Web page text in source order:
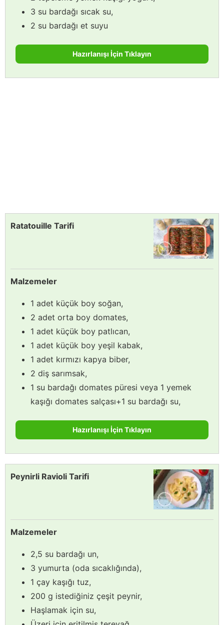
3 su bardağı sıcak su,
2 su bardağı et suyu
Hazırlanışı İçin Tıklayın
Ratatouille Tarifi
Malzemeler
1 adet küçük boy soğan,
2 adet orta boy domates,
1 adet küçük boy patlıcan,
1 adet küçük boy yeşil kabak,
1 adet kırmızı kapya biber,
2 diş sarımsak,
1 su bardağı domates püresi veya 1 yemek
kaşığı domates salçası+1 su bardağı su,
Hazırlanışı İçin Tıklayın
Peynirli Ravioli Tarifi
Malzemeler
2,5 su bardağı un,
3 yumurta (oda sıcaklığında),
1 çay kaşığı tuz,
200 g istediğiniz çeşit peynir,
Haşlamak için su,